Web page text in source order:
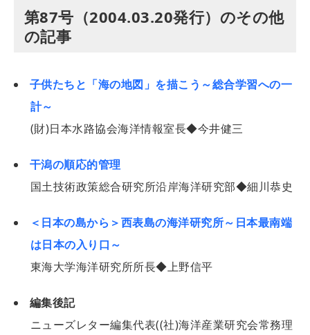
第87号（2004.03.20発行）のその他
の記事
子供たちと「海の地図」を描こう～総合学習への一
計～
(財)日本水路協会海洋情報室長◆今井健三
干潟の順応的管理
国土技術政策総合研究所沿岸海洋研究部◆細川恭史
＜日本の島から＞西表島の海洋研究所～日本最南端
は日本の入り口～
東海大学海洋研究所所長◆上野信平
編集後記
ニューズレター編集代表((社)海洋産業研究会常務理